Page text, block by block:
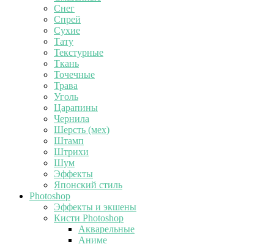
Снег
Спрей
Сухие
Тату
Текстурные
Ткань
Точечные
Трава
Уголь
Царапины
Чернила
Шерсть (мех)
Штамп
Штрихи
Шум
Эффекты
Японский стиль
Photoshop
Эффекты и экшены
Кисти Photoshop
Акварельные
Аниме